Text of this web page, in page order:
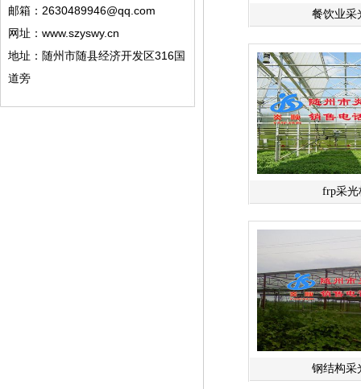
邮箱：2630489946@qq.com
网址：www.szyswy.cn
地址：随州市随县经济开发区316国
道旁
餐饮业采
frp采光
钢结构采